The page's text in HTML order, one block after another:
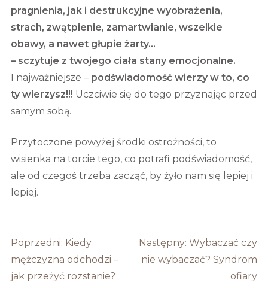
pragnienia, jak i destrukcyjne wyobrażenia,
strach, zwątpienie, zamartwianie, wszelkie
obawy, a nawet głupie żarty…
– sczytuje z twojego ciała stany emocjonalne.
I najważniejsze –podświadomość wierzy w to, co
ty wierzysz!!! Uczciwie się do tego przyznając przed
samym sobą.
Przytoczone powyżej środki ostrożności, to
wisienka na torcie tego, co potrafi podświadomość,
ale od czegoś trzeba zacząć, by żyło nam się lepiej i
lepiej.
wpisu
Poprzedni: Kiedy
mężczyzna odchodzi –
jak przeżyć rozstanie?
Następny: Wybaczać czy
nie wybaczać? Syndrom
ofiary